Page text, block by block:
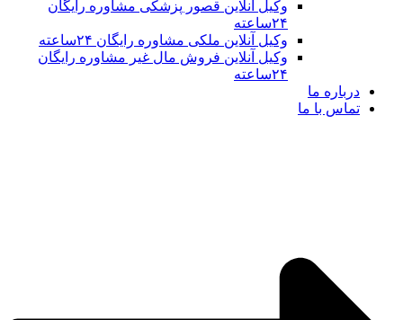
وکیل آنلاین قصور پزشکی مشاوره رایگان
۲۴ساعته
وکیل آنلاین ملکی مشاوره رایگان ۲۴ساعته
وکیل آنلاین فروش مال غیر مشاوره رایگان
۲۴ساعته
درباره ما
تماس با ما